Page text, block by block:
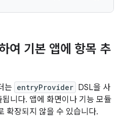
여 기본 앱에 항목 추
는 entryProvider DSL을 사
니다. 앱에 화면이나 기능 모듈
확장되지 않을 수 있습니다.